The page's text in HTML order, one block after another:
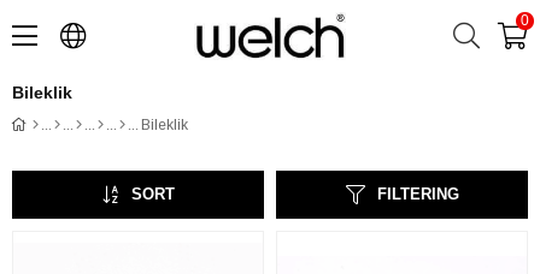
0
Bileklik
Bileklik
FILTERING
SORT